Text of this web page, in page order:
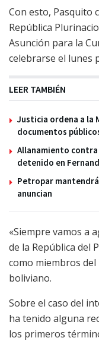
Con esto, Pasquito
República
Asunción para la
celebrarse el lunes
LEER TAMBIÉN
Justicia ordena a la
documentos
Allanamiento
detenido en
Petropar
anuncian
«Siempre vamos a
de la República del
como miembros
boliviano.
Sobre el caso del
ha tenido alguna
los primeros